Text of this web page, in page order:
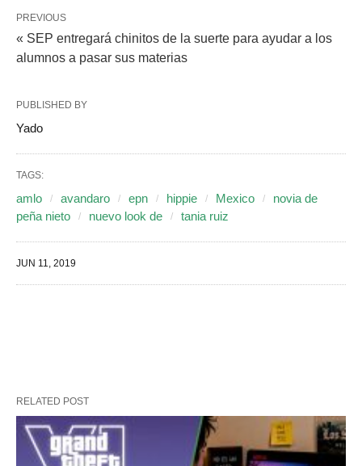
PREVIOUS
« SEP entregará chinitos de la suerte para ayudar a los
alumnos a pasar sus materias
PUBLISHED BY
Yado
TAGS:
amlo avandaro epn hippie Mexico
novia de
peña nieto
nuevo look de tania ruiz
JUN 11, 2019
RELATED POST